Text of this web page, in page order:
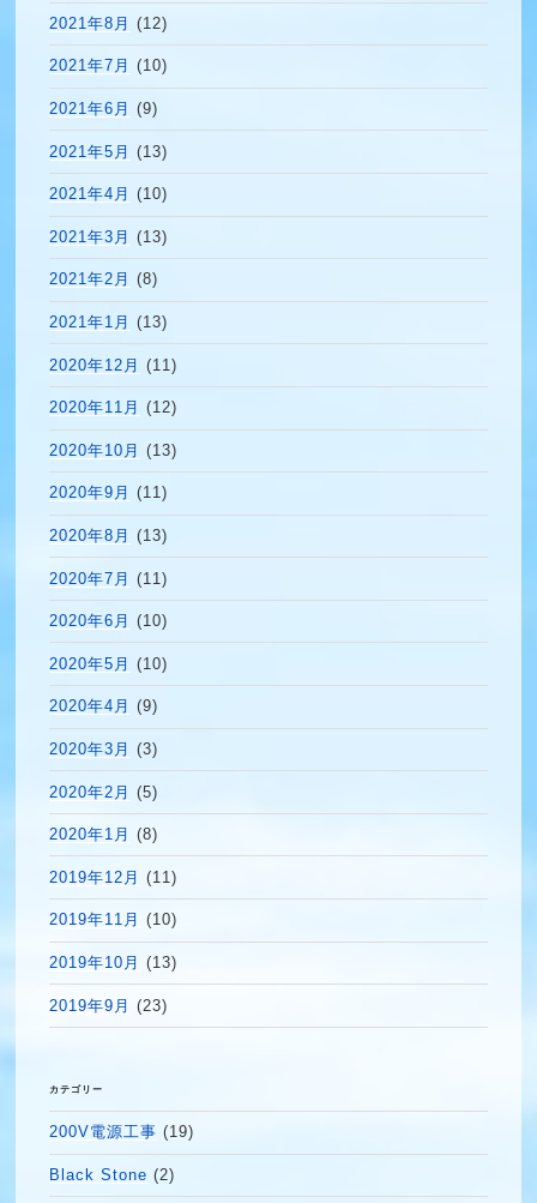
2021年8月 (12)
2021年7月 (10)
2021年6月 (9)
2021年5月 (13)
2021年4月 (10)
2021年3月 (13)
2021年2月 (8)
2021年1月 (13)
2020年12月 (11)
2020年11月 (12)
2020年10月 (13)
2020年9月 (11)
2020年8月 (13)
2020年7月 (11)
2020年6月 (10)
2020年5月 (10)
2020年4月 (9)
2020年3月 (3)
2020年2月 (5)
2020年1月 (8)
2019年12月 (11)
2019年11月 (10)
2019年10月 (13)
2019年9月 (23)
カテゴリー
200V電源工事 (19)
Black Stone (2)